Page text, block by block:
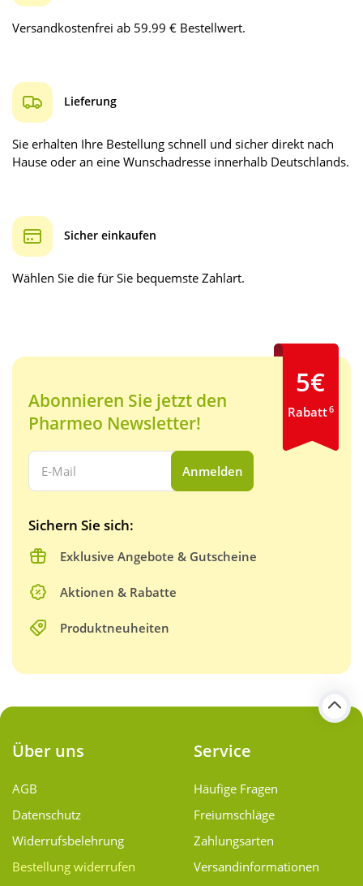
Versandkostenfrei ab 59.99 € Bestellwert.
Lieferung
Sie erhalten Ihre Bestellung schnell und sicher direkt nach
Hause oder an eine Wunschadresse innerhalb Deutschlands.
Sicher einkaufen
Wählen Sie die für Sie bequemste Zahlart.
Abonnieren Sie jetzt den
Pharmeo Newsletter!
Ihre E-Mail Adresse:
Anmelden
Sichern Sie sich:
Exklusive Angebote & Gutscheine
Aktionen & Rabatte
Produktneuheiten
5€
Rabatt6
Über uns
AGB
Datenschutz
Widerrufsbelehrung
Bestellung widerrufen
Service
Häufige Fragen
Freiumschläge
Zahlungsarten
Versand­informationen